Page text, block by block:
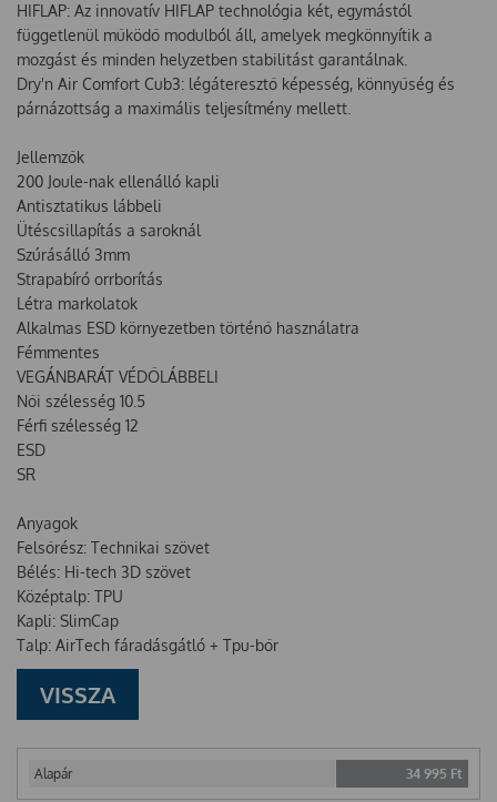
HIFLAP: Az innovatív HIFLAP technológia két, egymástól
függetlenül működő modulból áll, amelyek megkönnyítik a
mozgást és minden helyzetben stabilitást garantálnak.
Dry'n Air Comfort Cub3: légáteresztő képesség, könnyűség és
párnázottság a maximális teljesítmény mellett.
Jellemzők
200 Joule-nak ellenálló kapli
Antisztatikus lábbeli
Ütéscsillapítás a saroknál
Szúrásálló 3mm
Strapabíró orrborítás
Létra markolatok
Alkalmas ESD környezetben történő használatra
Fémmentes
VEGÁNBARÁT VÉDŐLÁBBELI
Női szélesség 10.5
Férfi szélesség 12
ESD
SR
Anyagok
Felsőrész: Technikai szövet
Bélés: Hi-tech 3D szövet
Középtalp: TPU
Kapli: SlimCap
Talp: AirTech fáradásgátló + Tpu-bőr
VISSZA
Alapár 34 995 Ft